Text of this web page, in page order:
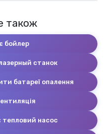
також
бойлер
станок
батареї опалення
тепловий насос